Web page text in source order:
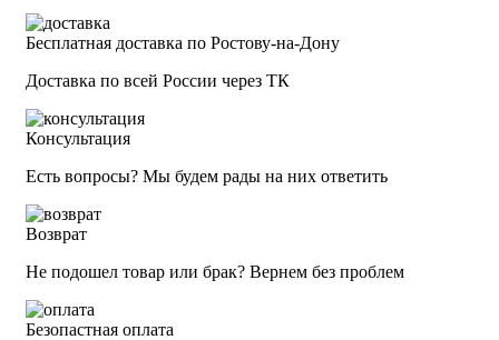
Бесплатная доставка по Ростову-на-Дону
Доставка по всей России через ТК
Консультация
Есть вопросы? Мы будем рады на них ответить
Возврат
Не подошел товар или брак? Вернем без проблем
Безопастная оплата